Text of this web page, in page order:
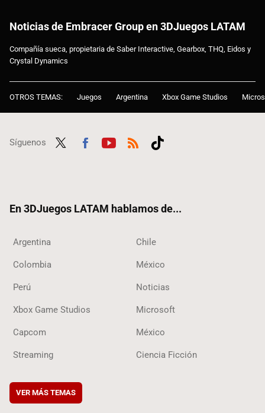
Noticias de Embracer Group en 3DJuegos LATAM
Compañía sueca, propietaria de Saber Interactive, Gearbox, THQ, Eidos y
Crystal Dynamics
OTROS TEMAS: Juegos Argentina Xbox Game Studios
Síguenos
En 3DJuegos LATAM hablamos de...
Argentina Chile
Colombia México
Perú Noticias
Xbox Game Studios Microsoft
Capcom México
Streaming Ciencia Ficción
VER MÁS TEMAS